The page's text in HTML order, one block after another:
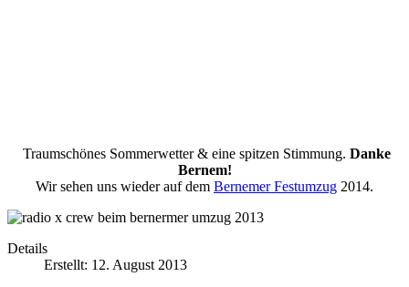
Traumschönes Sommerwetter & eine spitzen Stimmung. Danke
Bernem!
Wir sehen uns wieder auf dem Bernemer Festumzug 2014.
Details
Erstellt: 12. August 2013